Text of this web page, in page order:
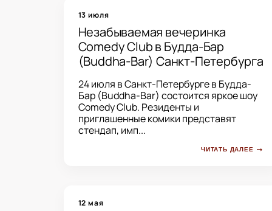
13 июля
Незабываемая вечеринка
Comedy Club в Будда-Бар
(Buddha-Bar) Санкт-Петербурга
24 июля в Санкт-Петербурге в Будда-
Бар (Buddha-Bar) состоится яркое шоу
Comedy Club. Резиденты и
приглашенные комики представят
стендап, имп...
ЧИТАТЬ ДАЛЕЕ
12 мая